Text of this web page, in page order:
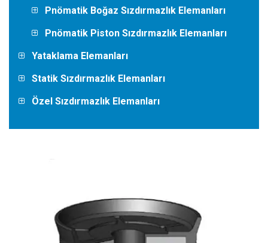
Pnömatik Boğaz Sızdırmazlık Elemanları
Pnömatik Piston Sızdırmazlık Elemanları
Yataklama Elemanları
Statik Sızdırmazlık Elemanları
Özel Sızdırmazlık Elemanları